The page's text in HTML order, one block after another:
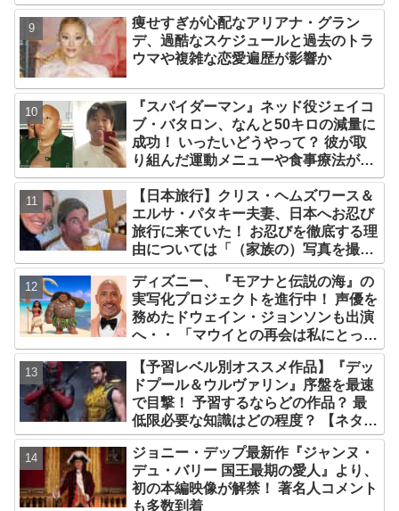
現への大きな一歩？】
痩せすぎが心配なアリアナ・グラン
デ、過酷なスケジュールと過去のトラ
ウマや複雑な恋愛遍歴が影響か
『スパイダーマン』ネッド役ジェイコ
ブ・バタロン、なんと50キロの減量に
成功！ いったいどうやって？ 彼が取
り組んだ運動メニューや食事療法が明
らかに
【日本旅行】クリス・ヘムズワース＆
エルサ・パタキー夫妻、日本へお忍び
旅行に来ていた！ お忍びを徹底する理
由については「（家族の）写真を撮ら
れるとキレそうになる」からという過
去の発言も
ディズニー、『モアナと伝説の海』の
実写化プロジェクトを進行中！ 声優を
務めたドウェイン・ジョンソンも出演
へ・・ 「マウイとの再会は私にとって
深い意味を持つ」
【予習レベル別オススメ作品】『デッ
ドプール＆ウルヴァリン』序盤を最速
で目撃！ 予習するならどの作品？ 最
低限必要な知識はどの程度？ 【ネタバ
レなし解説】
ジョニー・デップ最新作『ジャンヌ・
デュ・バリー 国王最期の愛人』より、
初の本編映像が解禁！ 著名人コメント
も多数到着